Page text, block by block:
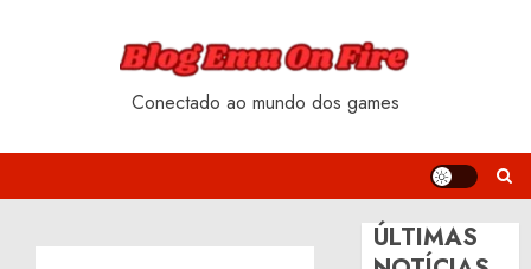
Conectado ao mundo dos games
ÚLTIMAS